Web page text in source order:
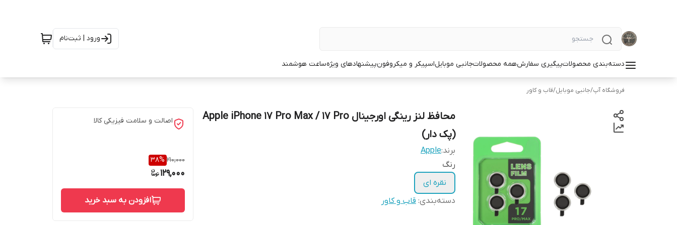
ورود | ثبت‌نام
دسته‌بندی محصولاتپیگیری سفارشهمه محصولاتجانبی موبایلاسپیکر و میکروفونپیشنهادهای ویژهساعت هوشمند
فروشگاه آپ/جانبی موبایل/قاب و کاور
محافظ لنز رینگی اورجینال Apple iPhone 17 Pro Max / 17 Pro
(پک دار)
برند:Apple
رنگ
نقره ای
دسته‌بندی: قاب و کاور
اصالت و سلامت فیزیکی کالا
210,000
38%
129,000
افزودن به سبد خرید